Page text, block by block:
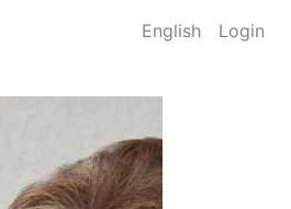
English Login